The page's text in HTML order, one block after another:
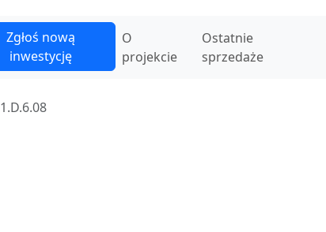
Zgłoś nową
inwestycję
O
projekcie
Ostatnie
sprzedaże
1.D.6.08